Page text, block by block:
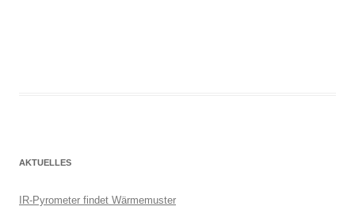
AKTUELLES
IR-Pyrometer findet Wärmemuster